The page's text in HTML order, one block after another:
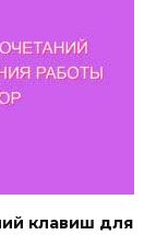
клавиш для